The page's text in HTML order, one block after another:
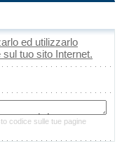
ed utilizzarlo
tuo sito Internet.
codice sulle tue pagine